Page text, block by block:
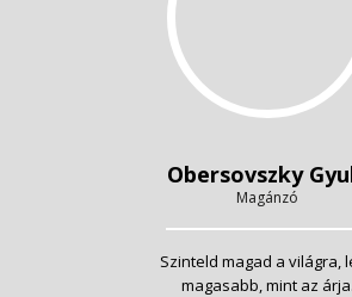
Obersovszky
Magánzó
Szinteld magad a világra,
magasabb, mint az árja.